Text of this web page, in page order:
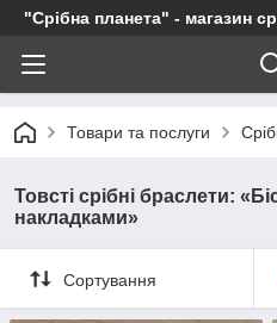
"Срібна планета" - магазин
Товари та послуги
Товсті срібні браслети:
накладками»
Сортування